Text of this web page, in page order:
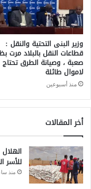
وزير البنى التحتية والنقل :
قطاعات النقل بالبلاد مرت
صعبة ، وصيانة الطرق تحتاج
لاموال طائلة
منذ أسبوعين
أخر المقالات
للأسر
منذ